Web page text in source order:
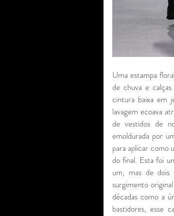
Uma estampa
de chuva e
cintura baixa em
lavagem ecoava
de vestidos de
emoldurada por
para aplicar como
do final. Esta foi
um, mas de
surgimento
décadas como a
bastidores, esse